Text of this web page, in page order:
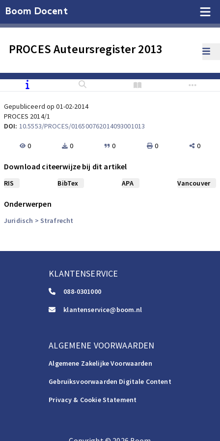
Boom Docent
PROCES Auteursregister 2013
Gepubliceerd op 01-02-2014
PROCES 2014/1
DOI: 10.5553/PROCES/016500762014093001013
0 0 0 0 0
Download citeerwijze bij dit artikel
RIS BibTex APA Vancouver
Onderwerpen
Juridisch > Strafrecht
KLANTENSERVICE
088-0301000
klantenservice@boom.nl
ALGEMENE VOORWAARDEN
Algemene Zakelijke Voorwaarden
Gebruiksvoorwaarden Digitale Content
Privacy & Cookie Statement